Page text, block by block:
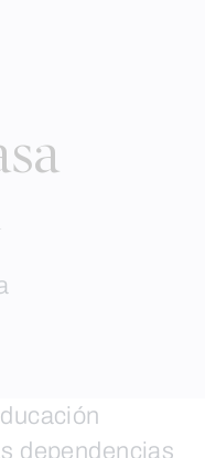
dependencias